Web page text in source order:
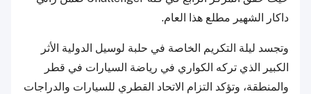
داكار الشهير مطلع هذا العام.
وتجسد ليلة التكريم الخاصة في حلبة لوسيل الدولية الأثر
الكبير الذي تركه الكواري في رياضة السيارات في قطر
والمنطقة، وتؤكد التزام الاتحاد القطري للسيارات والدراجات